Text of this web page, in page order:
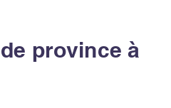
province à